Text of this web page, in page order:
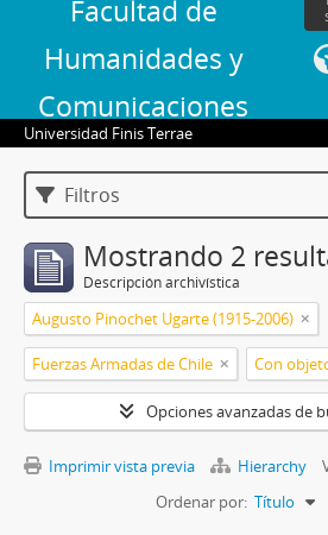
Facultad de
Humanidades y
Comunicaciones
Universidad Finis Terrae
Filtros
Mostrando 2
Descripción archivística
Augusto Pinochet Ugarte (1915-2006)
Fuerzas Armadas de Chile Con
Opciones avanzadas de
Imprimir vista previa Hierarchy
Ordenar por: Título